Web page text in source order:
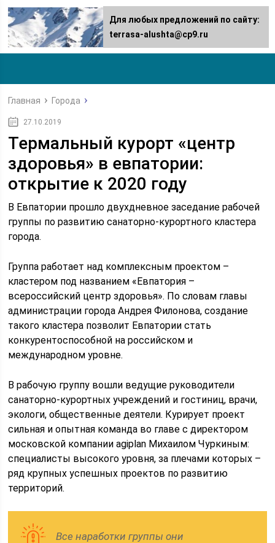
Главная Города
27.10.2019
Термальный курорт «центр
здоровья» в евпатории:
открытие к 2020 году
В Евпатории прошло двухдневное заседание рабочей
группы по развитию санаторно-курортного кластера
города.
Группа работает над комплексным проектом –
кластером под названием «Евпатория –
всероссийский центр здоровья». По словам главы
администрации города Андрея Филонова, создание
такого кластера позволит Евпатории стать
конкурентоспособной на российском и
международном уровне.
В рабочую группу вошли ведущие руководители
санаторно-курортных учреждений и гостиниц, врачи,
экологи, общественные деятели. Курирует проект
сильная и опытная команда во главе с директором
московской компании agiplan Михаилом Чуркиным:
специалисты высокого уровня, за плечами которых –
ряд крупных успешных проектов по развитию
территорий.
Все наработки группы они
Для любых предложений по сайту:
terrasa-alushta@cp9.ru